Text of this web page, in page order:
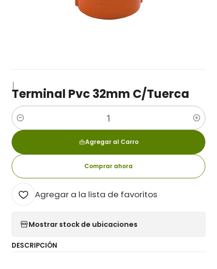
|
Terminal Pvc 32mm C/Tuerca
Cantidad
Agregar al Carro
Comprar ahora
Agregar a la lista de favoritos
Mostrar stock de ubicaciones
DESCRIPCIÓN